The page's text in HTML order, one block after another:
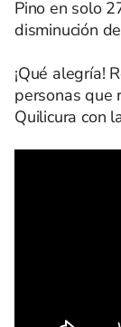
Pino en solo
disminución
¡Qué alegría!
personas que
Quilicura con